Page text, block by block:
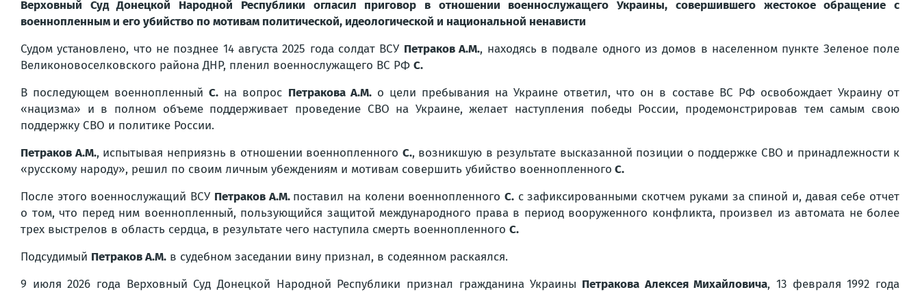
Верховный Суд Донецкой Народной Республики огласил приговор в отношении военнослужащего Украины, совершившего жестокое обращение с
военнопленным и его убийство по мотивам политической, идеологической и национальной ненависти
Судом установлено, что не позднее 14 августа 2025 года солдат ВСУ Петраков А.М., находясь в подвале одного из домов в населенном пункте Зеленое поле
Великоновоселковского района ДНР, пленил военнослужащего ВС РФ С.
В последующем военнопленныйС. на вопрос Петракова А.М.о цели пребывания на Украине ответил, что он в составе ВС РФ освобождает Украину от
«нацизма» и в полном объеме поддерживает проведение СВО на Украине, желает наступления победы России, продемонстрировав тем самым свою
поддержку СВО и политике России.
Петраков А.М., испытывая неприязнь в отношении военнопленного С., возникшую в результате высказанной позиции о поддержке СВО и принадлежности к
«русскому народу», решил по своим личным убеждениям и мотивам совершить убийство военнопленного С.
После этого военнослужащий ВСУ Петраков А.М. поставил на колени военнопленногоС. с зафиксированными скотчем руками за спиной и, давая себе отчет
о том, что перед ним военнопленный, пользующийся защитой международного права в период вооруженного конфликта, произвел из автомата не более
трех выстрелов в область сердца, в результате чего наступила смерть военнопленного С.
Подсудимый Петраков А.М. в судебном заседании вину признал, в содеянном раскаялся.
9 июля 2026 года Верховный Суд Донецкой Народной Республики признал гражданина Украины Петракова Алексея Михайловича, 13 февраля 1992 года